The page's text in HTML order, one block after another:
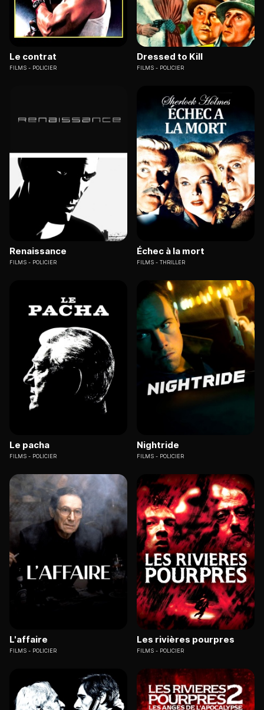
Le contrat
FILMS POLICIER
Dressed to Kill
FILMS POLICIER
Renaissance
FILMS POLICIER
Échec à la mort
FILMS THRILLER
Le pacha
FILMS POLICIER
Nightride
FILMS POLICIER
L'affaire
FILMS POLICIER
Les rivières pourpres
FILMS POLICIER